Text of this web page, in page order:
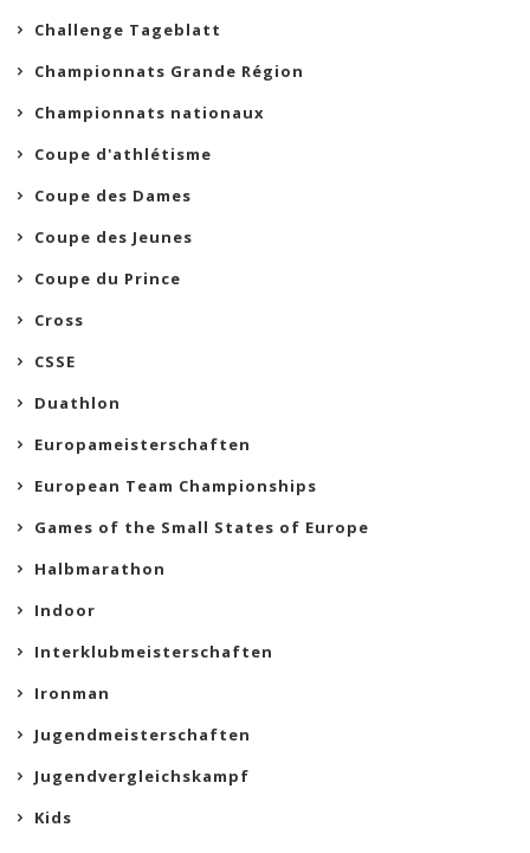
Challenge Tageblatt
Championnats Grande Région
Championnats nationaux
Coupe d'athlétisme
Coupe des Dames
Coupe des Jeunes
Coupe du Prince
Cross
CSSE
Duathlon
Europameisterschaften
European Team Championships
Games of the Small States of Europe
Halbmarathon
Indoor
Interklubmeisterschaften
Ironman
Jugendmeisterschaften
Jugendvergleichskampf
Kids